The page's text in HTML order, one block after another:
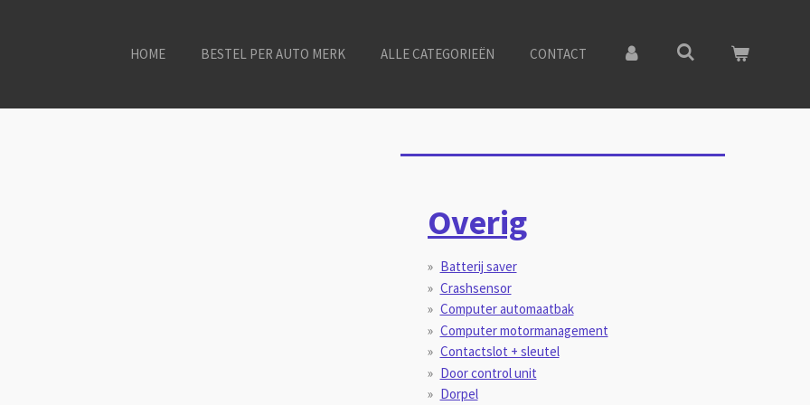
HOME BESTEL PER AUTO MERK ALLE CATEGORIEËN CONTACT
Overig
Batterij saver
Crashsensor
Computer automaatbak
Computer motormanagement
Contactslot + sleutel
Door control unit
Dorpel